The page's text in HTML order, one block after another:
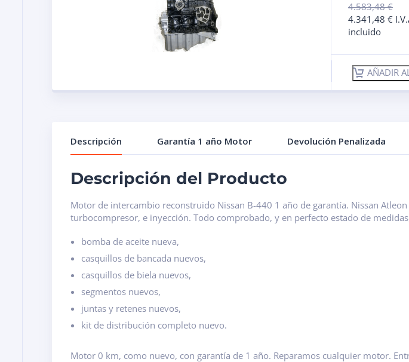
4.583,48€
4.341,48€
incluido
AÑADIR
Descripción Garantía 1 año Motor Devolución Penalizada
Descripción del Producto
Motor de intercambio reconstruido Nissan B-440 1 año de garantía. Nissan
turbocompresor, e inyección. Todo comprobado, y en perfecto estado de
bomba de aceite nueva,
casquillos de bancada nuevos,
casquillos de biela nuevos,
segmentos nuevos,
juntas y retenes nuevos,
kit de distribución completo nuevo.
Motor 0 km, como nuevo, con garantía de 1 año. Reparamos cualquier motor.